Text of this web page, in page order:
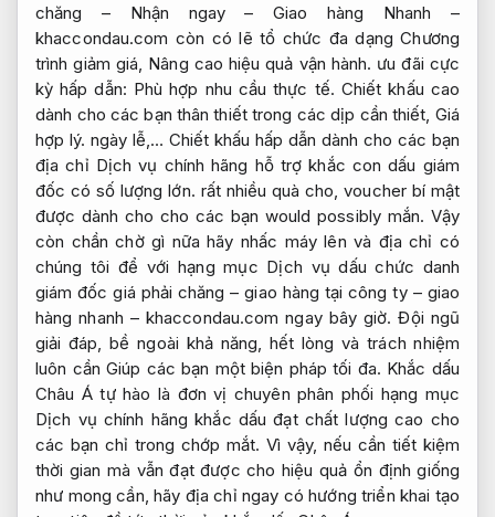
chăng – Nhận ngay – Giao hàng Nhanh –
khaccondau.com còn có lẽ tổ chức đa dạng Chương
trình giảm giá, Nâng cao hiệu quả vận hành. ưu đãi cực
kỳ hấp dẫn: Phù hợp nhu cầu thực tế. Chiết khấu cao
dành cho các bạn thân thiết trong các dịp cần thiết, Giá
hợp lý. ngày lễ,… Chiết khấu hấp dẫn dành cho các bạn
địa chỉ Dịch vụ chính hãng hỗ trợ khắc con dấu giám
đốc có số lượng lớn. rất nhiều quà cho, voucher bí mật
được dành cho cho các bạn would possibly mắn. Vậy
còn chần chờ gì nữa hãy nhấc máy lên và địa chỉ có
chúng tôi để với hạng mục Dịch vụ dấu chức danh
giám đốc giá phải chăng – giao hàng tại công ty – giao
hàng nhanh – khaccondau.com ngay bây giờ. Đội ngũ
giải đáp, bề ngoài khả năng, hết lòng và trách nhiệm
luôn cần Giúp các bạn một biện pháp tối đa. Khắc dấu
Châu Á tự hào là đơn vị chuyên phân phối hạng mục
Dịch vụ chính hãng khắc dấu đạt chất lượng cao cho
các bạn chỉ trong chớp mắt. Vì vậy, nếu cần tiết kiệm
thời gian mà vẫn đạt được cho hiệu quả ổn định giống
như mong cần, hãy địa chỉ ngay có hướng triển khai tạo